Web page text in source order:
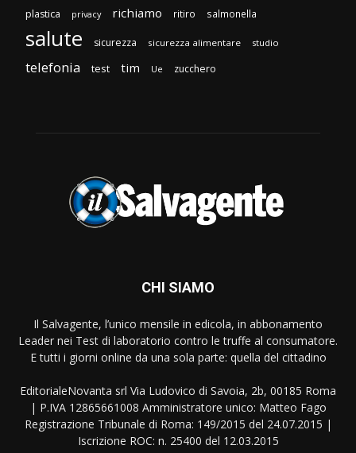
plastica privacy richiamo ritiro salmonella
salute sicurezza sicurezza alimentare studio
telefonia test tim Ue zucchero
CHI SIAMO
Il Salvagente, l’unico mensile in edicola, in abbonamento
Leader nei Test di laboratorio contro le truffe al consumatore.
E tutti i giorni online da una sola parte: quella del cittadino
EditorialeNovanta srl Via Ludovico di Savoia, 2b, 00185 Roma
| P.IVA 12865661008 Amministratore unico: Matteo Fago
Registrazione Tribunale di Roma: 149/2015 del 24.07.2015 |
Iscrizione ROC: n. 25400 del 12.03.2015